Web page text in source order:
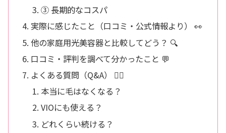
③ 長期的なコスパ
実際に感じたこと（口コミ・公式情報より） 👀
他の家庭用光美容器と比較してどう？ 🔍
口コミ・評判を調べて分かったこと 💬
よくある質問（Q&A） 🙋‍♀️
本当に毛はなくなる？
VIOにも使える？
どれくらい続ける？